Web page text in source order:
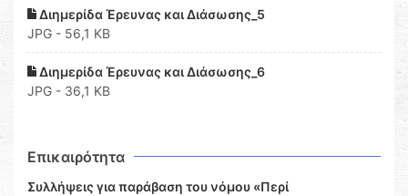
Διημερίδα Έρευνας και Διάσωσης_5
JPG - 56,1 KB
Διημερίδα Έρευνας και Διάσωσης_6
JPG - 36,1 KB
Επικαιρότητα
Συλλήψεις για παράβαση του νόμου «Περί